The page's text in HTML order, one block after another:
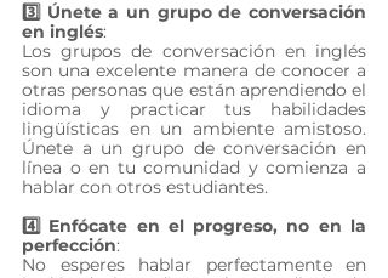
3️⃣ Únete a un grupo de conversación
en inglés:
Los grupos de conversación en inglés
son una excelente manera de conocer a
otras personas que están aprendiendo el
idioma y practicar tus habilidades
lingüísticas en un ambiente amistoso.
Únete a un grupo de conversación en
línea o en tu comunidad y comienza a
hablar con otros estudiantes.
4️⃣ Enfócate en el progreso, no en la
perfección:
No esperes hablar perfectamente en